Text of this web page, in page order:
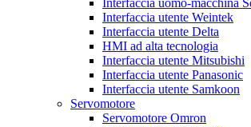
Interfaccia uomo-macchina
Interfaccia utente Weintek
Interfaccia utente Delta
HMI ad alta tecnologia
Interfaccia utente Mitsubishi
Interfaccia utente Panasonic
Interfaccia utente Samkoon
Servomotore
Servomotore Omron